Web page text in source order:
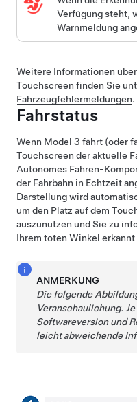
Verfügung steht,
Warnmeldung
Weitere Informationen
Touchscreen finden Sie
Fahrzeugfehlermeldungen.
Fahrstatus
Wenn Model 3 fährt (oder
Touchscreen der aktuelle
Autonomes Fahren-
der Fahrbahn in Echtzeit
Darstellung wird
um den Platz auf dem
auszunutzen und Sie zu
Ihrem toten Winkel erkannt
ANMERKUNG
Die folgende
Veranschaulichung.
Softwareversion und
leicht abweichende